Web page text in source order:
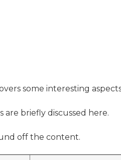
some interesting
briefly discussed here.
off the content.